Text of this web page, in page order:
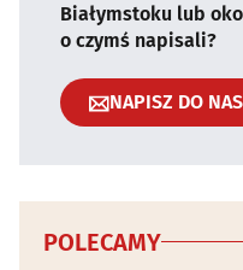
Białymstoku lub
o czymś napisali?
NAPISZ DO NAS
POLECAMY